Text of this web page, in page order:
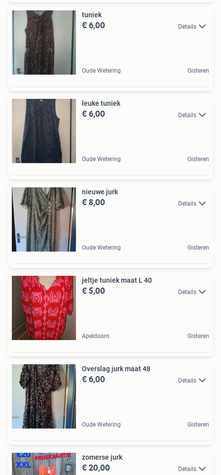
tuniek
€ 6,00 Details
Oude Wetering Gisteren
leuke tuniek
€ 6,00 Details
Oude Wetering Gisteren
nieuwe jurk
€ 8,00 Details
Oude Wetering Gisteren
jeltje tuniek maat L 40
€ 5,00 Details
Apeldoorn Gisteren
Overslag jurk maat 48
€ 6,00 Details
Oude Wetering Gisteren
zomerse jurk
€ 20,00 Details